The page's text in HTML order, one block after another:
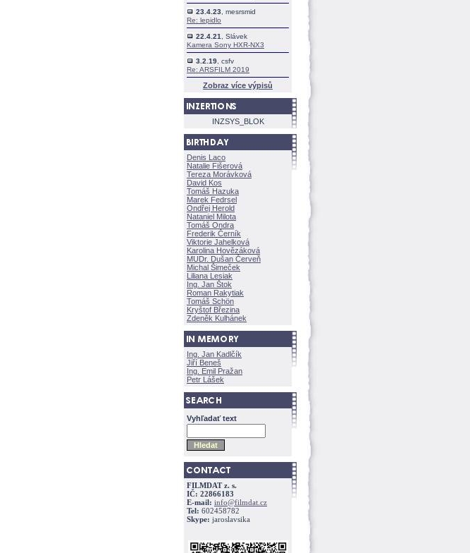
23.4.23 , mesrsmid
Re: lepidlo
22.4.21
, Slávek
Kamera Sony HXR-NX3
3.2.19 , csfv
Re: ARSFILM 2019
Zobraz více výpisů
INZSYS_BLOK
Denis Laco
Natalie Fišerov
Tereza Morávkov
David Kos
Tomáš Hazuka
Marek Fedrsel
Ondřej Herold
Nataniel Milota
Tomáš Ondra
Frederik Černík
Viktorie Jahelkov
Karolina Hovězákov
MUDr. Dušan Červeň
Michal Šimeček
Liliana Lesiak
Ing. Jan Štok
Roman Rakytiak
Tomáš Schön
Kryštof Březina
Zdeněk Kulhánek
Ing. Jan Kadlčík
Jiří Bene
Ing. Emil Pražan
Petr Lášek
Vyhľadať text
FILMDAT z. s.
IČ: 22866183
E-mail: info@filmdat.cz
Tel: 602458782
Skype: jaroslavsika